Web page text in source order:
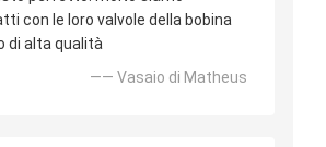
con le loro valvole della bobina
di alta qualità
—— Vasaio di Matheus